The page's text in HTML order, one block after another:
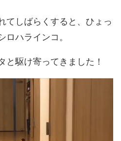
てしばらくすると、ひょっ
ロハラインコ。
と駆け寄ってきました！